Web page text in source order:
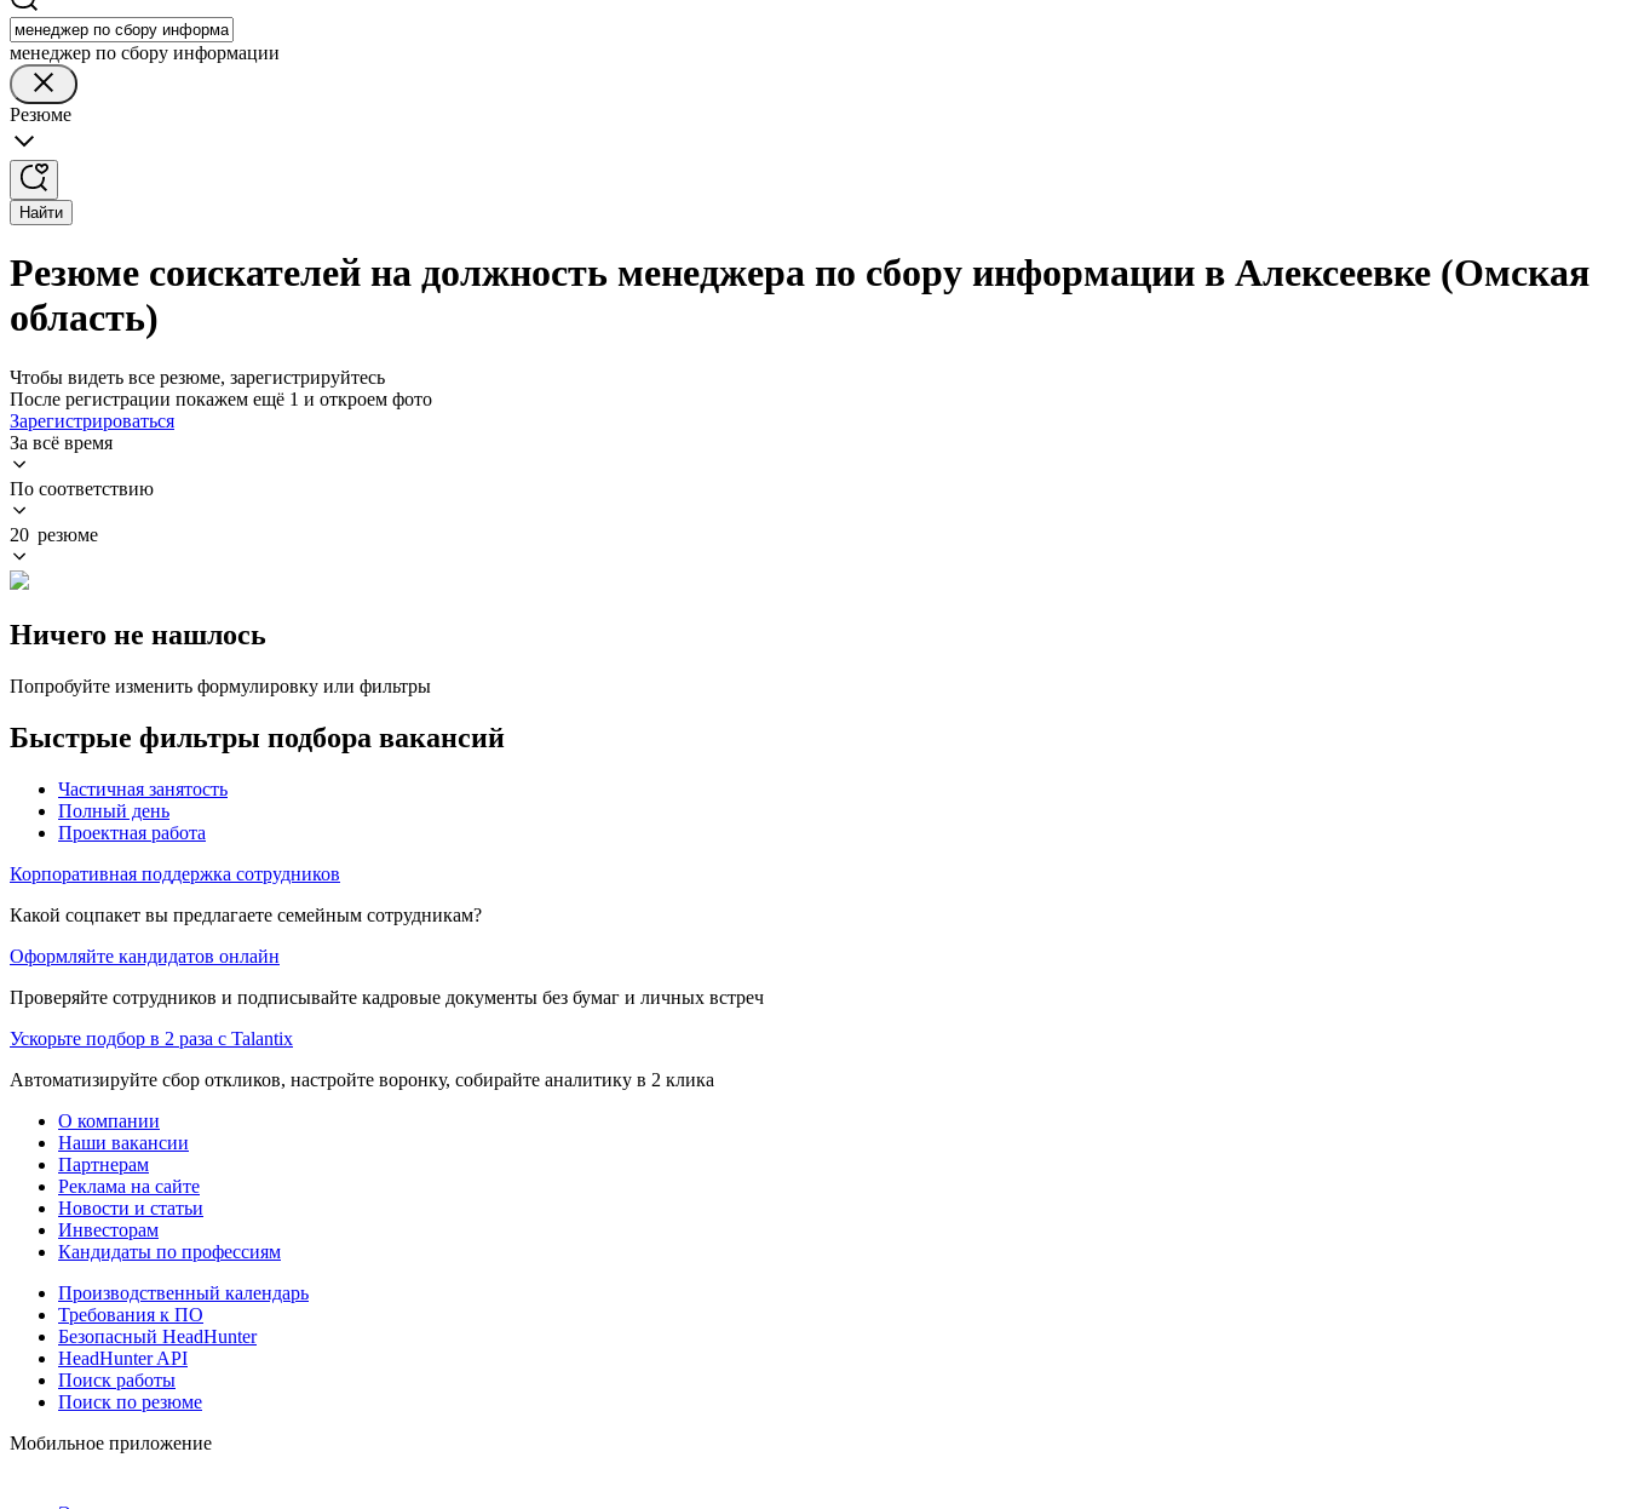
менеджер по сбору информации
Резюме
Найти
Резюме соискателей на должность менеджера по сбору информации в Алексеевке (Омская
область)
Чтобы видеть все резюме, зарегистрируйтесь
После регистрации покажем ещё 1 и откроем фото
Зарегистрироваться
За всё время
По соответствию
20 резюме
Ничего не нашлось
Попробуйте изменить формулировку или фильтры
Быстрые фильтры подбора вакансий
Частичная занятость
Полный день
Проектная работа
Корпоративная поддержка сотрудников
Какой соцпакет вы предлагаете семейным сотрудникам?
Оформляйте кандидатов онлайн
Проверяйте сотрудников и подписывайте кадровые документы без бумаг и личных встреч
Ускорьте подбор в 2 раза с Talantix
Автоматизируйте сбор откликов, настройте воронку, собирайте аналитику в 2 клика
О компании
Наши вакансии
Партнерам
Реклама на сайте
Новости и статьи
Инвесторам
Кандидаты по профессиям
Производственный календарь
Требования к ПО
Безопасный HeadHunter
HeadHunter API
Поиск работы
Поиск по резюме
Мобильное приложение